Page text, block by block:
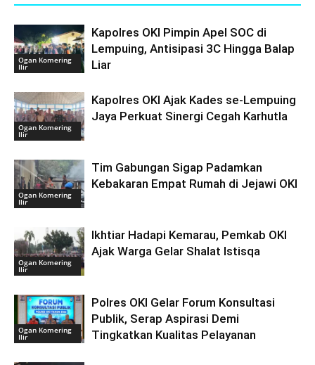
Ogan Komering
Ilir
Kapolres OKI Pimpin Apel SOC di
Lempuing, Antisipasi 3C Hingga Balap
Liar
Ogan Komering
Ilir
Kapolres OKI Ajak Kades se-Lempuing
Jaya Perkuat Sinergi Cegah Karhutla
Ogan Komering
Ilir
Tim Gabungan Sigap Padamkan
Kebakaran Empat Rumah di Jejawi OKI
Ogan Komering
Ilir
Ikhtiar Hadapi Kemarau, Pemkab OKI
Ajak Warga Gelar Shalat Istisqa
Ogan Komering
Ilir
Polres OKI Gelar Forum Konsultasi
Publik, Serap Aspirasi Demi
Tingkatkan Kualitas Pelayanan